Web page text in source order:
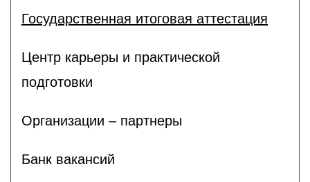
Государственная итоговая аттестация
Центр карьеры и практической
подготовки
Организации – партнеры
Банк вакансий